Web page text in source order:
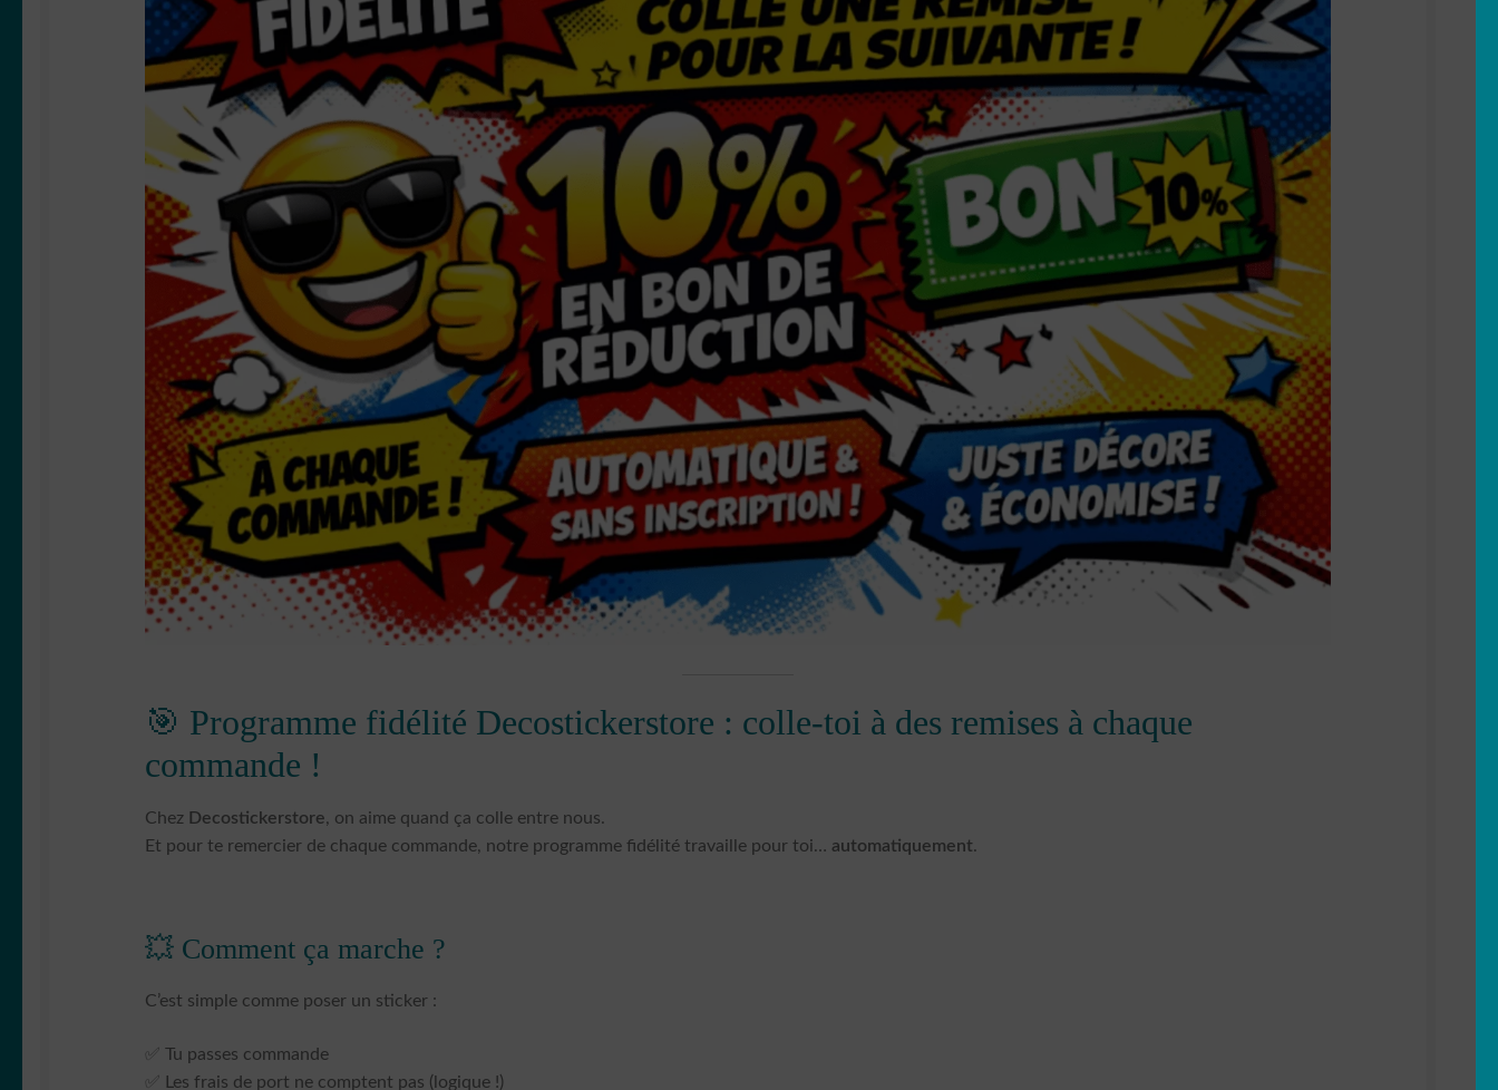
🎯 Programme fidélité Decostickerstore : colle-toi à des remises à chaque
commande !
Chez Decostickerstore, on aime quand ça colle entre nous.
Et pour te remercier de chaque commande, notre programme fidélité travaille pour toi… automatiquement.
💥 Comment ça marche ?
C’est simple comme poser un sticker :
✅ Tu passes commande
✅ Les frais de port ne comptent pas (logique !)